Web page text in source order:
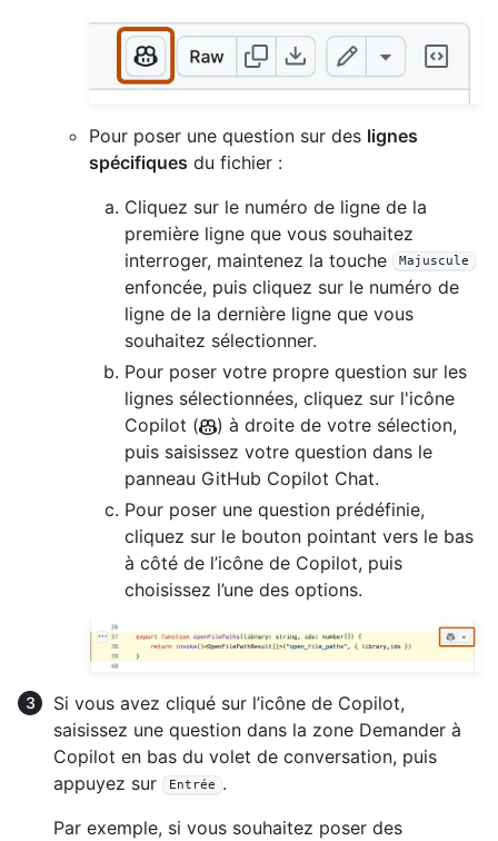
Pour poser une question sur des lignes
spécifiques du fichier :
Cliquez sur le numéro de ligne de la
première ligne que vous souhaitez
interroger, maintenez la touche
Majuscule
enfoncée, puis cliquez sur le numéro de
ligne de la dernière ligne que vous
souhaitez sélectionner.
Pour poser votre propre question sur les
lignes sélectionnées, cliquez sur l'icône
Copilot (
) à droite de votre sélection,
puis saisissez votre question dans le
panneau GitHub Copilot Chat.
Pour poser une question prédéfinie,
cliquez sur le bouton pointant vers le bas
à côté de l’icône de Copilot, puis
choisissez l’une des options.
Si vous avez cliqué sur l’icône de Copilot,
saisissez une question dans la zone Demander à
Copilot en bas du volet de conversation, puis
appuyez sur
Entrée
.
Par exemple, si vous souhaitez poser des